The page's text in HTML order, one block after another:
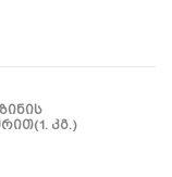
კგ.)